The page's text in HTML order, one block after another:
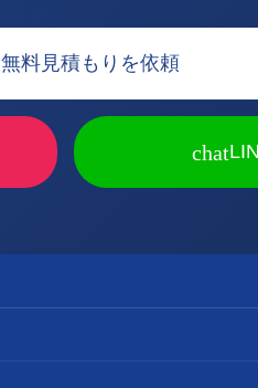
無料見積もりを依頼
chat